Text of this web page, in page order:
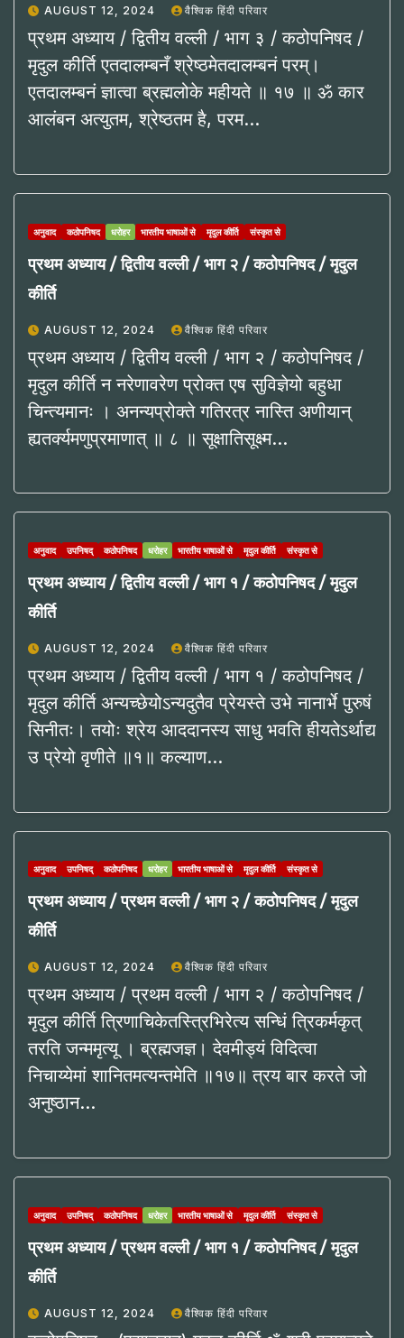
AUGUST 12, 2024 वैश्विक हिंदी परिवार
प्रथम अध्याय / द्वितीय वल्ली / भाग ३ / कठोपनिषद /
मृदुल कीर्ति एतदालम्बनँ श्रेष्ठमेतदालम्बनं परम्।
एतदालम्बनं ज्ञात्वा ब्रह्मलोके महीयते ॥ १७ ॥ ॐ कार
आलंबन अत्युतम, श्रेष्ठतम है, परम…
अनुवाद कठोपनिषद धरोहर भारतीय भाषाओं से मृदुल कीर्ति संस्कृत से
प्रथम अध्याय / द्वितीय वल्ली / भाग २ / कठोपनिषद / मृदुल
कीर्ति
AUGUST 12, 2024 वैश्विक हिंदी परिवार
प्रथम अध्याय / द्वितीय वल्ली / भाग २ / कठोपनिषद /
मृदुल कीर्ति न नरेणावरेण प्रोक्त एष सुविज्ञेयो बहुधा
चिन्त्यमानः । अनन्यप्रोक्ते गतिरत्र नास्ति अणीयान्
ह्यतर्क्यमणुप्रमाणात् ॥ ८ ॥ सूक्षातिसूक्ष्म…
अनुवाद उपनिषद् कठोपनिषद धरोहर भारतीय भाषाओं से मृदुल कीर्ति संस्कृत से
प्रथम अध्याय / द्वितीय वल्ली / भाग १ / कठोपनिषद / मृदुल
कीर्ति
AUGUST 12, 2024 वैश्विक हिंदी परिवार
प्रथम अध्याय / द्वितीय वल्ली / भाग १ / कठोपनिषद /
मृदुल कीर्ति अन्यच्छेयोऽन्यदुतैव प्रेयस्ते उभे नानार्भे पुरुषं
सिनीतः। तयोः श्रेय आददानस्य साधु भवति हीयतेऽर्थाद्य
उ प्रेयो वृणीते ॥१॥ कल्याण…
अनुवाद उपनिषद् कठोपनिषद धरोहर भारतीय भाषाओं से मृदुल कीर्ति संस्कृत से
प्रथम अध्याय / प्रथम वल्ली / भाग २ / कठोपनिषद / मृदुल
कीर्ति
AUGUST 12, 2024 वैश्विक हिंदी परिवार
प्रथम अध्याय / प्रथम वल्ली / भाग २ / कठोपनिषद /
मृदुल कीर्ति त्रिणाचिकेतस्त्रिभिरेत्य सन्धिं त्रिकर्मकृत्
तरति जन्ममृत्यू । ब्रह्मजज्ञ। देवमीड्यं विदित्वा
निचाय्येमां शानितमत्यन्तमेति ॥१७॥ त्रय बार करते जो
अनुष्ठान…
अनुवाद उपनिषद् कठोपनिषद धरोहर भारतीय भाषाओं से मृदुल कीर्ति संस्कृत से
प्रथम अध्याय / प्रथम वल्ली / भाग १ / कठोपनिषद / मृदुल
कीर्ति
AUGUST 12, 2024 वैश्विक हिंदी परिवार